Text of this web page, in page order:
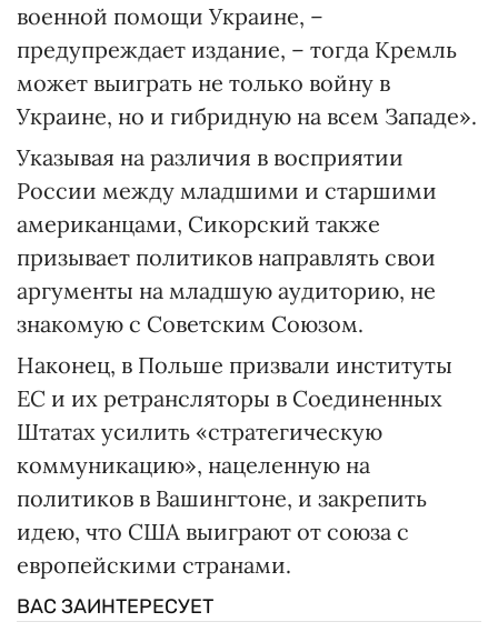
военной помощи Украине, –
предупреждает издание, – тогда Кремль
может выиграть не только войну в
Украине, но и гибридную на всем Западе».
Указывая на различия в восприятии
России между младшими и старшими
американцами, Сикорский также
призывает политиков направлять свои
аргументы на младшую аудиторию, не
знакомую с Советским Союзом.
Наконец, в Польше призвали институты
ЕС и их ретрансляторы в Соединенных
Штатах усилить «стратегическую
коммуникацию», нацеленную на
политиков в Вашингтоне, и закрепить
идею, что США выиграют от союза с
европейскими странами.
ВАС ЗАИНТЕРЕСУЕТ